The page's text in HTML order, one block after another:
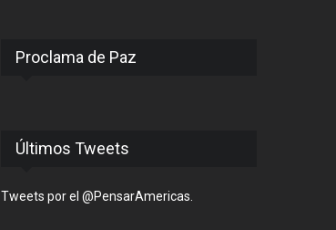
Proclama de Paz
Últimos Tweets
Tweets por el @PensarAmericas.